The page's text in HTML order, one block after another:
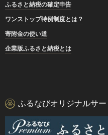
ふるさと納税の確定申告
ワンストップ特例制度とは？
寄附金の使い道
企業版ふるさと納税とは
ふるなびオリジナルサー